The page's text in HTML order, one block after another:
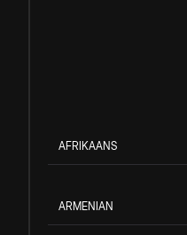
AFRIKAANS
ARMENIAN